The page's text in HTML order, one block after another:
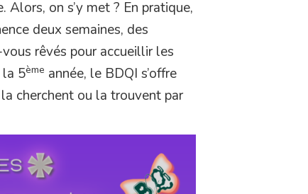
Alors, on s’y met ? En pratique,
deux semaines, des
rêvés pour accueillir les
la 5ème année, le BDQI s’offre
cherchent ou la trouvent par